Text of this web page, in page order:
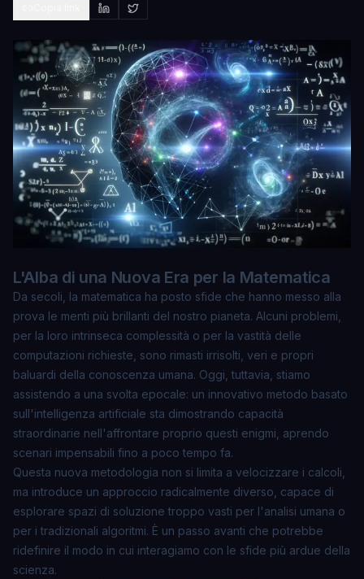
L'Alba di una Nuova Era per la Matematica
Da secoli, la matematica ha posto sfide che hanno messo alla
prova le menti più brillanti del nostro pianeta. Alcuni problemi,
per la loro intrinseca complessità o per la vastità delle
computazioni richieste, sono rimasti irrisolti, veri e propri
baluardi della conoscenza umana. Oggi, tuttavia, stiamo
assistendo a una svolta epocale: un innovativo metodo basato
sull'intelligenza artificiale sta dimostrando capacità
straordinarie nell'affrontare proprio questi enigmi, aprendo
scenari impensabili fino a poco tempo fa.
Questa nuova metodologia non si limita a velocizzare i calcoli,
ma introduce un approccio radicalmente diverso, capace di
esplorare spazi di soluzione troppo vasti per l'analisi umana o
per i tradizionali algoritmi. È un passo avanti che potrebbe
ridefinire il modo in cui interagiamo con le sfide più ardue della
scienza.